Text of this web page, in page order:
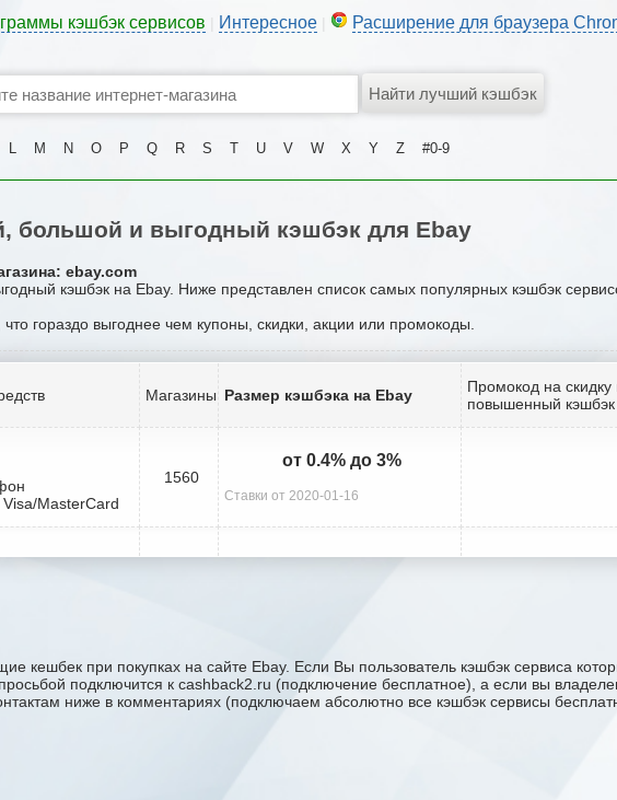
кэшбэк сервисов Интересное Расширение для браузера
L M N O P Q R S T U V W X Y Z #0-9
большой и выгодный кэшбэк для Ebay
ebay.com
кэшбэк на Ebay. Ниже представлен список самых популярных кэшбэк
гораздо выгоднее чем купоны, скидки, акции или промокоды.
Магазины Размер кэшбэка на Ebay
Промокод на скидку
повышенный кэшбэк
Visa/MasterCard
1560
от 0.4% до 3%
Ставки от 2020-01-16
кешбек при покупках на сайте Ebay. Если Вы пользователь кэшбэк сервиса
подключится к cashback2.ru (подключение бесплатное), а если вы
ниже в комментариях (подключаем абсолютно все кэшбэк сервисы